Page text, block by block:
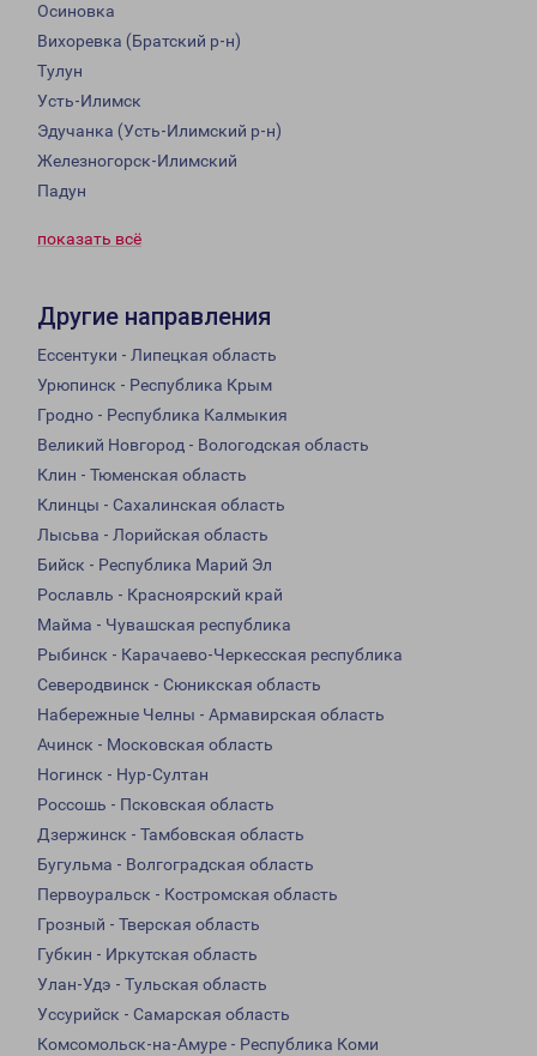
Осиновка
Вихоревка (Братский р-н)
Тулун
Усть-Илимск
Эдучанка (Усть-Илимский р-н)
Железногорск-Илимский
Падун
показать всё
Другие направления
Ессентуки - Липецкая область
Урюпинск - Республика Крым
Гродно - Республика Калмыкия
Великий Новгород - Вологодская область
Клин - Тюменская область
Клинцы - Сахалинская область
Лысьва - Лорийская область
Бийск - Республика Марий Эл
Рославль - Красноярский край
Майма - Чувашская республика
Рыбинск - Карачаево-Черкесская республика
Северодвинск - Сюникская область
Набережные Челны - Армавирская область
Ачинск - Московская область
Ногинск - Нур-Султан
Россошь - Псковская область
Дзержинск - Тамбовская область
Бугульма - Волгоградская область
Первоуральск - Костромская область
Грозный - Тверская область
Губкин - Иркутская область
Улан-Удэ - Тульская область
Уссурийск - Самарская область
Комсомольск-на-Амуре - Республика Коми